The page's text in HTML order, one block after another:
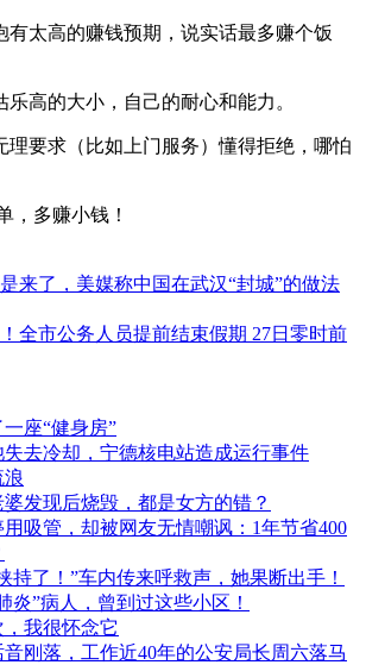
有太高的赚钱预期，说实话最多赚个饭
乐高的大小，自己的耐心和能力。
理要求（比如上门服务）懂得拒绝，哪怕
，多赚小钱！
来了，美媒称中国在武汉“封城”的做法
全市公务人员提前结束假期 27日零时前
座“健身房”
失去冷却，宁德核电站造成运行事件
浪
发现后烧毁，都是女方的错？
吸管，却被网友无情嘲讽：1年节省400
持了！”车内传来呼救声，她果断出手！
炎”病人，曾到过这些小区！
我很怀念它
刚落，工作近40年的公安局长周六落马